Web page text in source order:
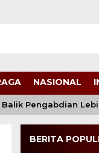
NASIONAL
Pengabdian Lebih
BERITA